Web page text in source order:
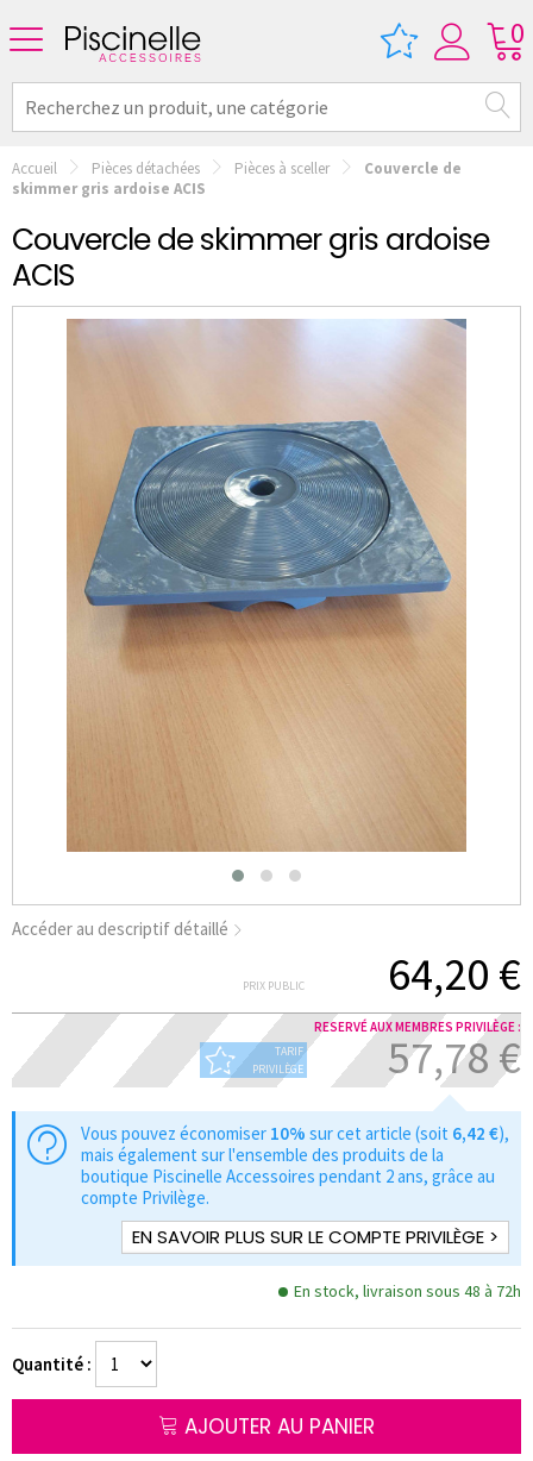
0
Accueil Pièces détachées Pièces à sceller
Couvercle de
skimmer gris ardoise ACIS
Couvercle de skimmer gris ardoise
ACIS
Accéder au descriptif détaillé
PRIX PUBLIC 64,20 €
RESERVÉ AUX MEMBRES PRIVILÈGE :
TARIF
PRIVILÈGE
57,78 €
Vous pouvez économiser 10% sur cet article (soit 6,42 €),
mais également sur l'ensemble des produits de la
boutique Piscinelle Accessoires pendant 2 ans, grâce au
compte Privilège.
EN SAVOIR PLUS SUR LE COMPTE PRIVILÈGE >
En stock, livraison sous 48 à 72h
Quantité :
AJOUTER AU PANIER